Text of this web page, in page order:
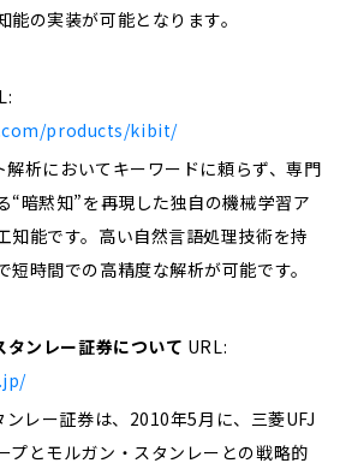
の実装が可能となります。
products/kibit/
解析においてキーワードに頼らず、専門
“暗黙知”を再現した独自の機械学習ア
知能です。高い自然言語処理技術を持
時間での高精度な解析が可能です。
ンレー証券について URL:
レー証券は、2010年5月に、三菱UFJ
プとモルガン・スタンレーとの戦略的